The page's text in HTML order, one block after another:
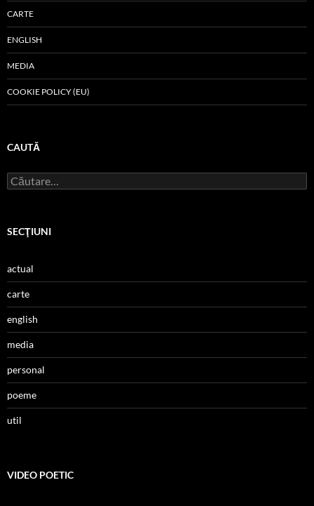
CARTE
ENGLISH
MEDIA
COOKIE POLICY (EU)
CAUTĂ
Caută
după:
SECŢIUNI
actual
carte
english
media
personal
poeme
util
VIDEO POETIC